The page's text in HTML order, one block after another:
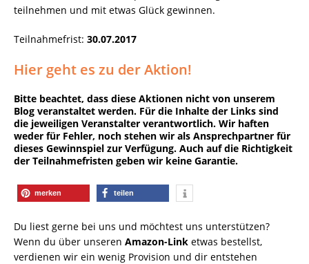
teilnehmen und mit etwas Glück gewinnen.
Teilnahmefrist: 30.07.2017
Hier geht es zu der Aktion!
Bitte beachtet, dass diese Aktionen nicht von unserem
Blog veranstaltet werden. Für die Inhalte der Links sind
die jeweiligen Veranstalter verantwortlich. Wir haften
weder für Fehler, noch stehen wir als Ansprechpartner für
dieses Gewinnspiel zur Verfügung. Auch auf die Richtigkeit
der Teilnahmefristen geben wir keine Garantie.
merken teilen
Du liest gerne bei uns und möchtest uns unterstützen?
Wenn du über unseren Amazon-Link etwas bestellst,
verdienen wir ein wenig Provision und dir entstehen